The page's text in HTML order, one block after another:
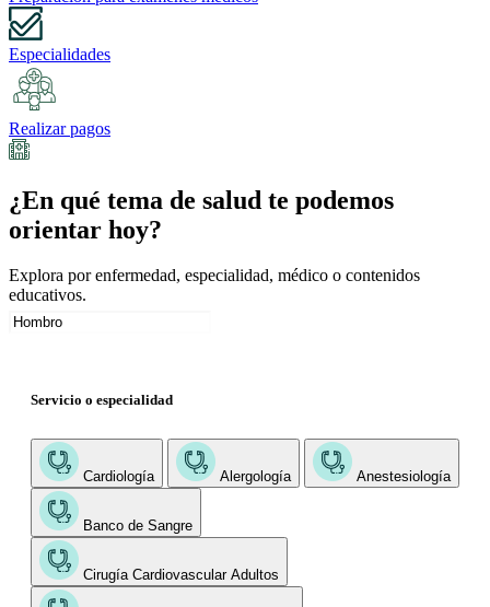
Especialidades
Realizar pagos
¿En qué tema de salud te podemos
orientar hoy?
Explora por enfermedad, especialidad, médico o contenidos
educativos.
Servicio o especialidad
Cardiología Alergología Anestesiología
Banco de Sangre
Cirugía Cardiovascular Adultos